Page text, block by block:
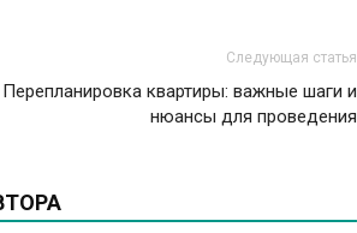
Следующая статья
Перепланировка квартиры: важные шаги и
нюансы для проведения